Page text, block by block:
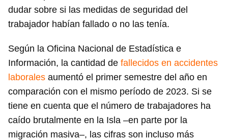
dudar sobre si las medidas de seguridad del
trabajador habían fallado o no las tenía.
Según la Oficina Nacional de Estadística e
Información, la cantidad de fallecidos en accidentes
laborales aumentó el primer semestre del año en
comparación con el mismo período de 2023. Si se
tiene en cuenta que el número de trabajadores ha
caído brutalmente en la Isla –en parte por la
migración masiva–, las cifras son incluso más